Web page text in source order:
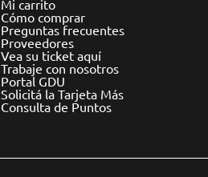
Mi carrito
Cómo comprar
Preguntas frecuentes
Proveedores
Vea su ticket aquí
Trabaje con nosotros
Portal GDU
Solicitá la Tarjeta Más
Consulta de Puntos